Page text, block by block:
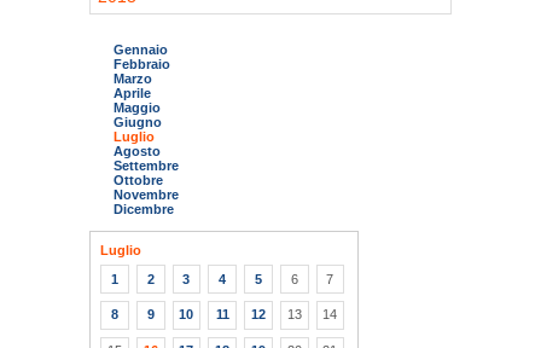
Gennaio
Febbraio
Marzo
Aprile
Maggio
Giugno
Luglio
Agosto
Settembre
Ottobre
Novembre
Dicembre
Luglio
1
2 3 4 5 6 7
8 9 10 11 12 13 14